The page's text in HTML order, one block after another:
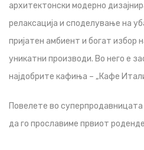
архитектонски модерно
релаксација и споделување на
пријатен амбиент и богат избор
уникатни производи. Во него е
најдобрите кафиња – „Кафе
Повелете во
да го прославиме првиот